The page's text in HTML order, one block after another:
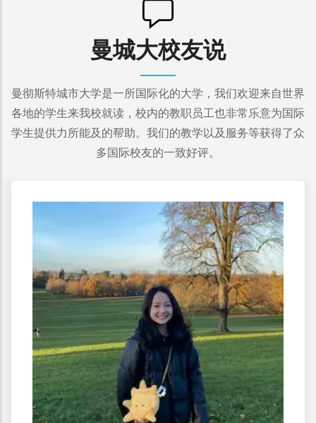
曼城大校友说
曼彻斯特城市大学是一所国际化的大学，我们欢迎来自世界
各地的学生来我校就读，校内的教职员工也非常乐意为国际
学生提供力所能及的帮助。我们的教学以及服务等获得了众
多国际校友的一致好评。